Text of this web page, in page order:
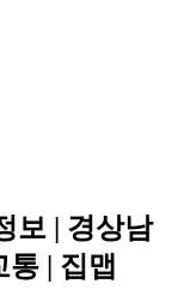
보 | 경상남
통 | 집맵